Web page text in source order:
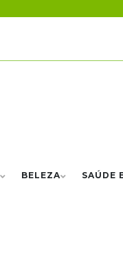
BELEZA SAÚDE